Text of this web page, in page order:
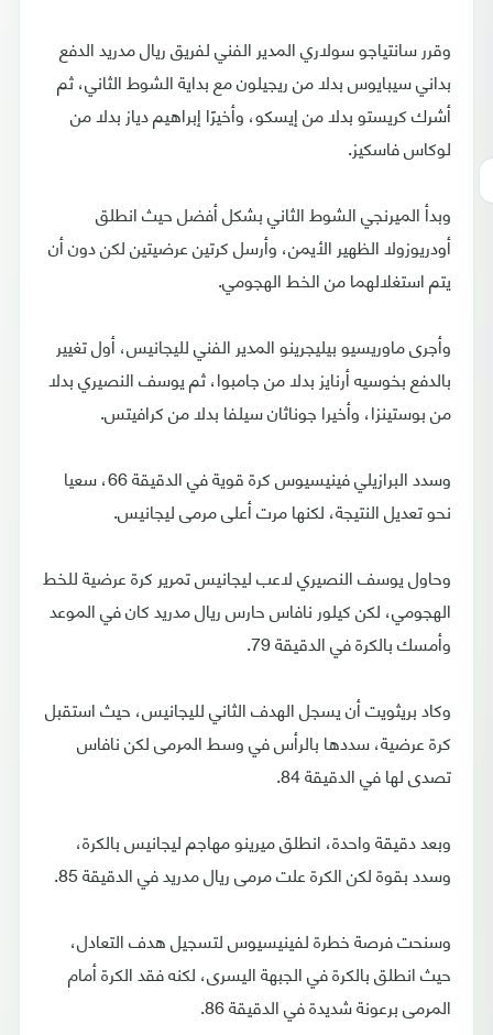
وقرر سانتياجو سولاري المدير الفني لفريق ريال مدريد الدفع
بداني سيبايوس بدلا من ريجيلون مع بداية الشوط الثاني، ثم
أشرك كريستو بدلا من إيسكو، وأخيرًا إبراهيم دياز بدلا من
لوكاس فاسكيز.
وبدأ الميرنجي الشوط الثاني بشكل أفضل حيث انطلق
أودريوزولا الظهير الأيمن، وأرسل كرتين عرضيتين لكن دون أن
يتم استغلالهما من الخط الهجومي.
وأجرى ماوريسيو بيليجرينو المدير الفني لليجانيس، أول تغيير
بالدفع بخوسيه أرنايز بدلا من جامبوا، ثم يوسف النصيري بدلا
من بوستينزا، وأخيرا جوناثان سيلفا بدلا من كرافيتس.
وسدد البرازيلي فينيسيوس كرة قوية في الدقيقة 66، سعيا
نحو تعديل النتيجة، لكنها مرت أعلى مرمى ليجانيس.
وحاول يوسف النصيري لاعب ليجانيس تمرير كرة عرضية للخط
الهجومي، لكن كيلور نافاس حارس ريال مدريد كان في الموعد
وأمسك بالكرة في الدقيقة 79.
وكاد بريثويت أن يسجل الهدف الثاني لليجانيس، حيث استقبل
كرة عرضية، سددها بالرأس في وسط المرمى لكن نافاس
تصدى لها في الدقيقة 84.
وبعد دقيقة واحدة، انطلق ميرينو مهاجم ليجانيس بالكرة،
وسدد بقوة لكن الكرة علت مرمى ريال مدريد في الدقيقة 85.
وسنحت فرصة خطرة لفينيسيوس لتسجيل هدف التعادل،
حيث انطلق بالكرة في الجبهة اليسرى، لكنه فقد الكرة أمام
المرمى برعونة شديدة في الدقيقة 86.